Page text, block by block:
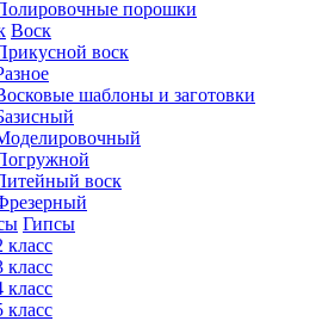
порошки
Воск
воск
шаблоны и заготовки
воск
Гипсы
класс
класс
класс
класс